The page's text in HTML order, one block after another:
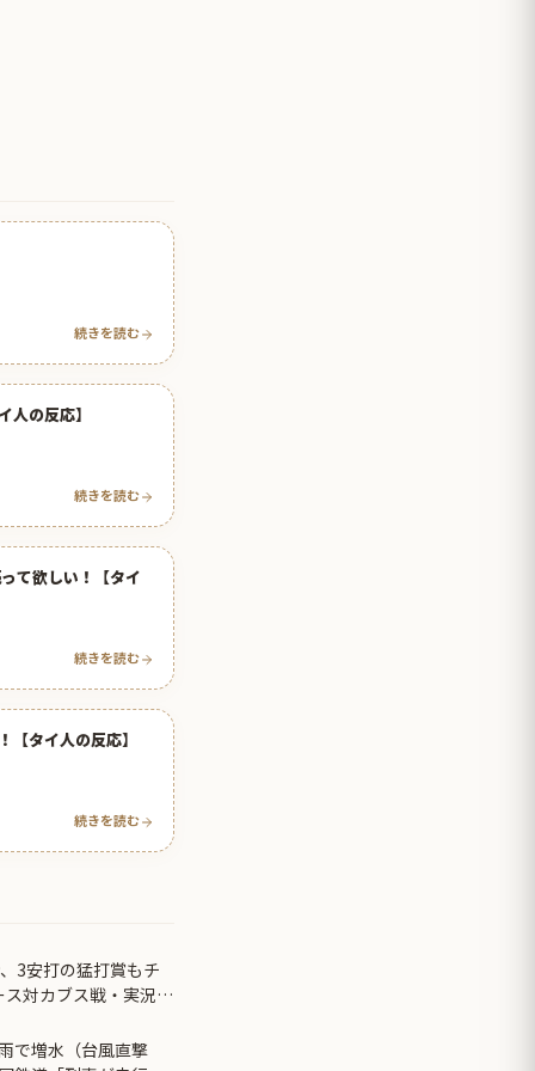
続きを読む
の反応】
続きを読む
て欲しい！【タイ
続きを読む
タイ人の反応】
続きを読む
3安打の猛打賞もチ
対カブス戦・実況ス
で増水（台風直撃